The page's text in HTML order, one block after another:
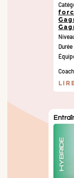
Durée